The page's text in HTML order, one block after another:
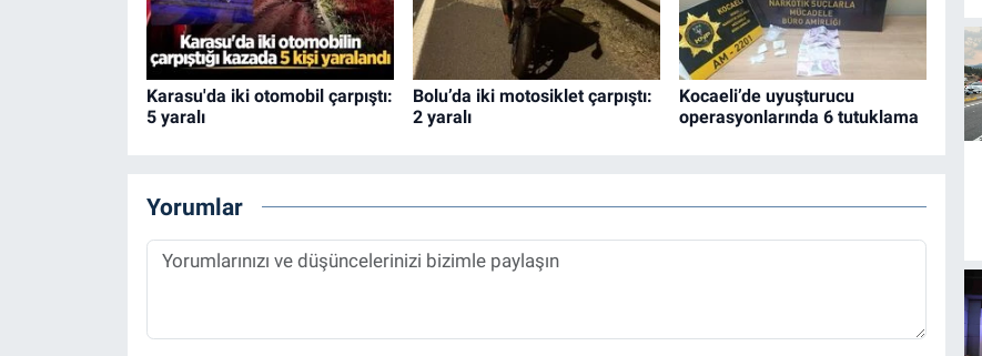
Karasu'da iki otomobil çarpıştı:
5 yaralı
Bolu’da iki motosiklet çarpıştı:
2 yaralı
Kocaeli’de uyuşturucu
operasyonlarında 6 tutuklama
Yorumlar